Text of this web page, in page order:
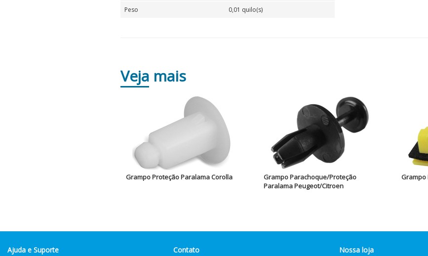
Peso
0,01 quilo(s)
Veja mais
Grampo Proteção Paralama Corolla
Grampo Parachoque/Proteção
Paralama Peugeot/Citroen
Ajuda e Suporte Contato Nossa loja